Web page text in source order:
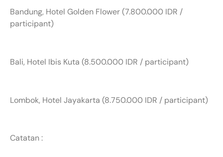
Bandung, Hotel Golden Flower (7.800.000 IDR /
participant)
Bali, Hotel Ibis Kuta (8.500.000 IDR / participant)
Lombok, Hotel Jayakarta (8.750.000 IDR / participant)
Catatan :